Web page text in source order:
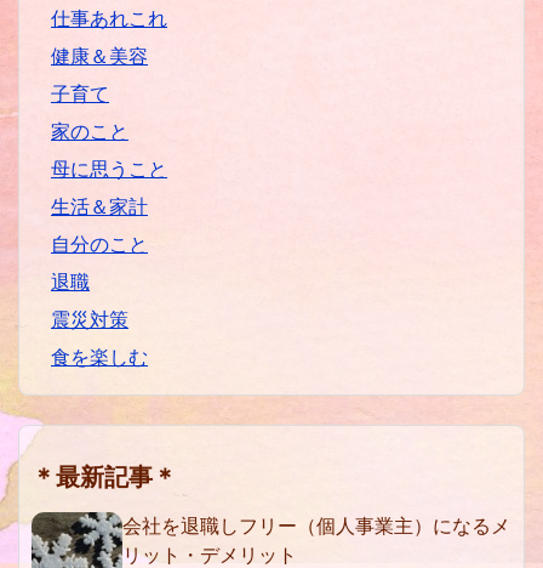
仕事あれこれ
健康＆美容
子育て
家のこと
母に思うこと
生活＆家計
自分のこと
退職
震災対策
食を楽しむ
＊最新記事＊
会社を退職しフリー（個人事業主）になるメ
リット・デメリット